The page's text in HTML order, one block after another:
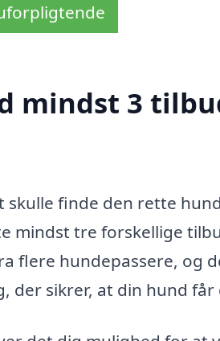
mindst 3
finde den rette
mindst tre forskellige
flere hundepassere, og
der sikrer, at din hund får